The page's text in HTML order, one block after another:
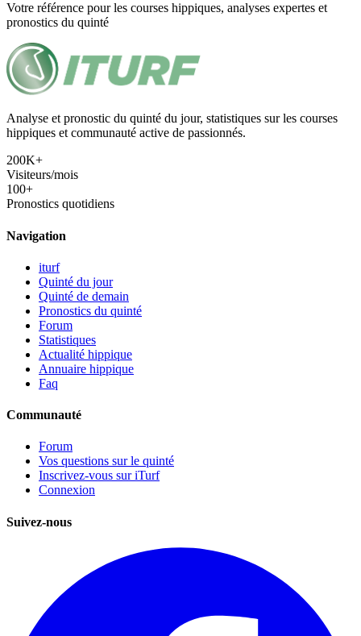
Votre référence pour les courses hippiques, analyses expertes et
pronostics du quinté
Analyse et pronostic du quinté du jour, statistiques sur les courses
hippiques et communauté active de passionnés.
200K+
Visiteurs/mois
100+
Pronostics quotidiens
Navigation
iturf
Quinté du jour
Quinté de demain
Pronostics du quinté
Forum
Statistiques
Actualité hippique
Annuaire hippique
Faq
Communauté
Forum
Vos questions sur le quinté
Inscrivez-vous sur iTurf
Connexion
Suivez-nous